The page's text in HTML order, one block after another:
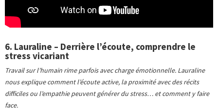
6. Lauraline – Derrière l’écoute, comprendre le
stress vicariant
Travail sur l’humain rime parfois avec charge émotionnelle. Lauraline
nous explique comment l’écoute active, la proximité avec des récits
difficiles ou l’empathie peuvent générer du stress… et comment y faire
face.